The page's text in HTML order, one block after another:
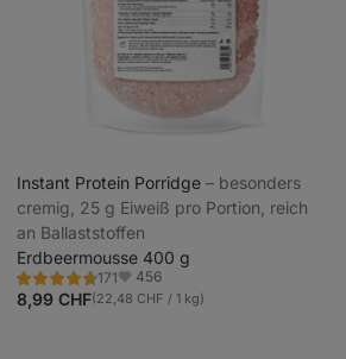
Instant Protein Porridge ⁠–⁠ besonders
cremig, 25 g Eiweiß pro Portion, reich
an Ballaststoffen
Erdbeermousse 400 g
171
Bewertung
4.6/5,
171
Favoriten
456
8,99 CHF(22,48 CHF / 1 kg)